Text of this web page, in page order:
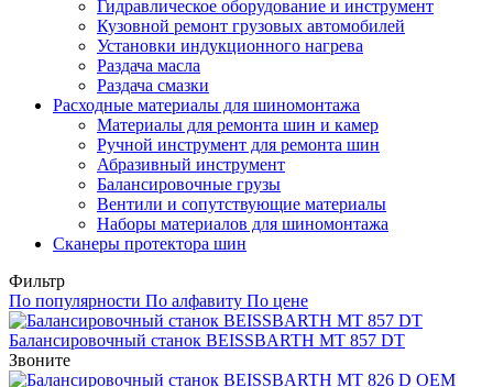
Гидравлическое оборудование и инструмент
Кузовной ремонт грузовых автомобилей
Установки индукционного нагрева
Раздача масла
Раздача смазки
Расходные материалы для шиномонтажа
Материалы для ремонта шин и камер
Ручной инструмент для ремонта шин
Абразивный инструмент
Балансировочные грузы
Вентили и сопутствующие материалы
Наборы материалов для шиномонтажа
Сканеры протектора шин
Фильтр
По популярности По алфавиту По цене
Балансировочный станок BEISSBARTH MT 857 DT
Звоните